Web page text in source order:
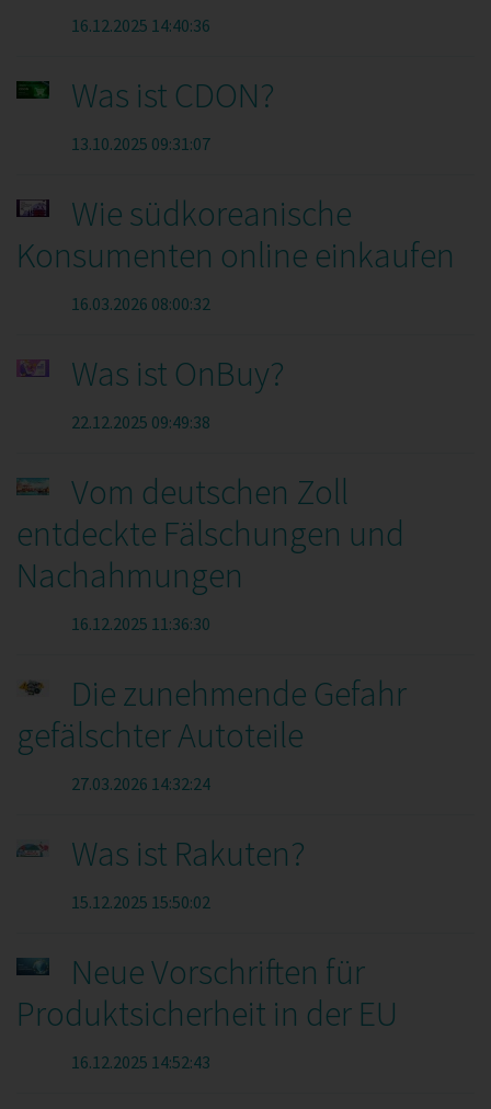
16.12.2025 14:40:36
Was ist CDON?
13.10.2025 09:31:07
Wie südkoreanische
Konsumenten online einkaufen
16.03.2026 08:00:32
Was ist OnBuy?
22.12.2025 09:49:38
Vom deutschen Zoll
entdeckte Fälschungen und
Nachahmungen
16.12.2025 11:36:30
Die zunehmende Gefahr
gefälschter Autoteile
27.03.2026 14:32:24
Was ist Rakuten?
15.12.2025 15:50:02
Neue Vorschriften für
Produktsicherheit in der EU
16.12.2025 14:52:43